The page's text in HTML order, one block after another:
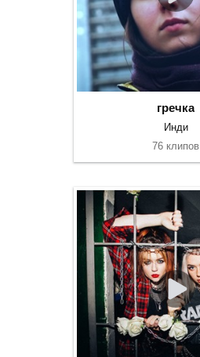
гречка
Инди
76 клипов